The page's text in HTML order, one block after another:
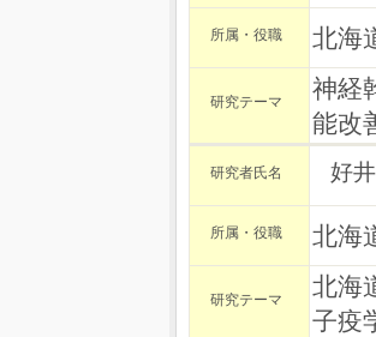
所属・役職 北海
研究テーマ
神経
能改
研究者氏名 好
所属・役職 北海
研究テーマ
北海
子疫